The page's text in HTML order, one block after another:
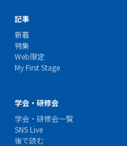
記事
新着
特集
Web限定
My First Stage
学会・研修会
学会・研修会一覧
SNS Live
後で読む